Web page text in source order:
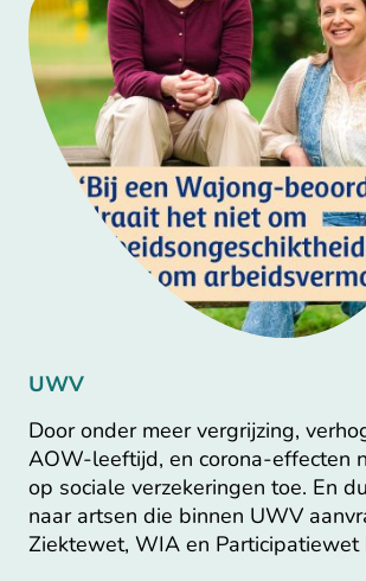
UWV
Door onder meer vergrijzing,
AOW-leeftijd, en corona-effecten
op sociale verzekeringen toe. En
naar artsen die binnen UWV
Ziektewet, WIA en Participatiewet